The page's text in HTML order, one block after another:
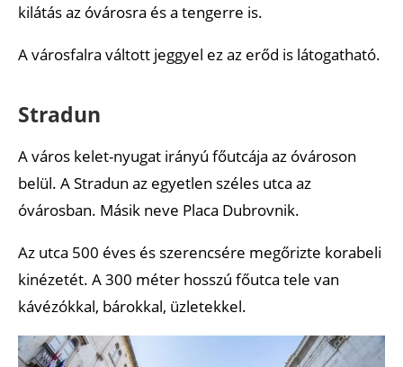
kilátás az óvárosra és a tengerre is.
A városfalra váltott jeggyel ez az erőd is látogatható.
Stradun
A város kelet-nyugat irányú főutcája az óvároson
belül. A Stradun az egyetlen széles utca az
óvárosban. Másik neve Placa Dubrovnik.
Az utca 500 éves és szerencsére megőrizte korabeli
kinézetét. A 300 méter hosszú főutca tele van
kávézókkal, bárokkal, üzletekkel.